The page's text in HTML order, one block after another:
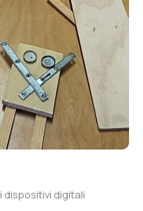
dispositivi digitali